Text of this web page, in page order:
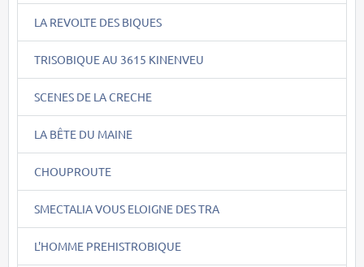
LA REVOLTE DES BIQUES
TRISOBIQUE AU 3615 KINENVEU
SCENES DE LA CRECHE
LA BÊTE DU MAINE
CHOUPROUTE
SMECTALIA VOUS ELOIGNE DES TRA
L'HOMME PREHISTROBIQUE